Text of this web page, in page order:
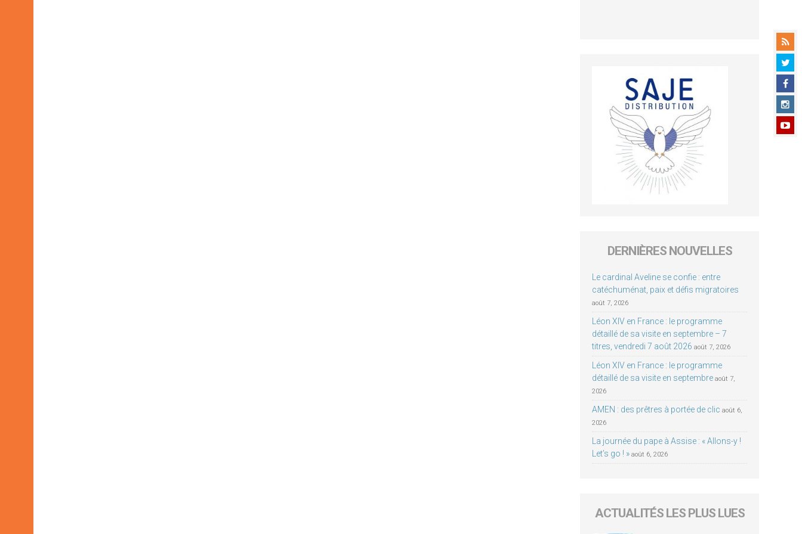
DERNIÈRES NOUVELLES
Le cardinal Aveline se confie : entre
catéchuménat, paix et défis migratoires
août 7, 2026
Léon XIV en France : le programme
détaillé de sa visite en septembre – 7
titres, vendredi 7 août 2026 août 7, 2026
Léon XIV en France : le programme
détaillé de sa visite en septembre août 7,
2026
AMEN : des prêtres à portée de clic août 6,
2026
La journée du pape à Assise : « Allons-y !
Let’s go ! » août 6, 2026
ACTUALITÉS LES PLUS LUES